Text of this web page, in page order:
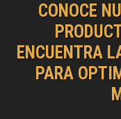
CONOCE
ENCUENTRA
PARA